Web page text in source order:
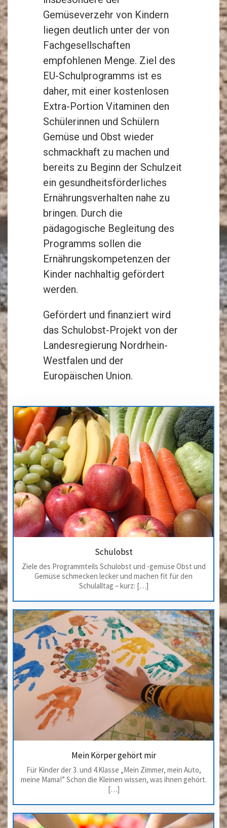
Gemüseverzehr von Kindern
liegen deutlich unter der von
Fachgesellschaften
empfohlenen Menge. Ziel des
EU-Schulprogramms ist es
daher, mit einer kostenlosen
Extra-Portion Vitaminen den
Schülerinnen und Schülern
Gemüse und Obst wieder
schmackhaft zu machen und
bereits zu Beginn der Schulzeit
ein gesundheitsförderliches
Ernährungsverhalten nahe zu
bringen. Durch die
pädagogische Begleitung des
Programms sollen die
Ernährungskompetenzen der
Kinder nachhaltig gefördert
werden.
Gefördert und finanziert wird
das Schulobst-Projekt von der
Landesregierung Nordrhein-
Westfalen und der
Europäischen Union.
Schulobst
Ziele des Programmteils Schulobst und -gemüse Obst und
Gemüse schmecken lecker und machen fit für den
Schulalltag – kurz: […]
Mein Körper gehört mir
Für Kinder der 3. und 4.Klasse „Mein Zimmer, mein Auto,
meine Mama!” Schon die Kleinen wissen, was ihnen gehört.
[…]